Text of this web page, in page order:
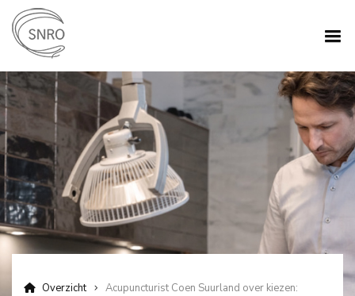
Overzicht Acupuncturist Coen Suurland over kiezen: